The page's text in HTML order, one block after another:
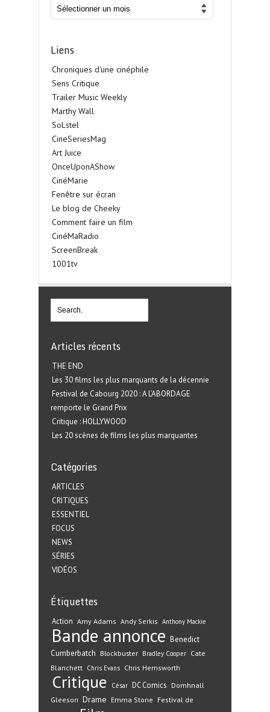
Liens
Chroniques d'une cinéphile
Sens Critique
Trailer Music Weekly
Marthy Wall
SoLstel
CineSeriesMag
Art Juice
OnceUponAShow
CinéMarie
Fenêtre sur écran
Le blog de Cheeky
Comment faire un film
CinéMaRadio
ScreenBreak
1001tv
Articles récents
THE END
Les 30 films les plus marquants de la décennie
Festival de Cabourg 2020 : A L’ABORDAGE
remporte le Grand Prix
Critique : HOLLYWOOD
Les 20 scènes de films les plus marquantes
Catégories
ARTICLES
CRITIQUES
ESSENTIEL
FOCUS
NEWS
SÉRIES
VIDÉOS
Étiquettes
Action Amy Adams Andy Serkis Anthony Mackie
Bande annonce Benedict
Cumberbatch Blockbuster Bradley Cooper Cate
Blanchett Chris Evans Chris Hemsworth
Critique César DC Comics Domhnall
Gleeson Drame Emma Stone Festival de